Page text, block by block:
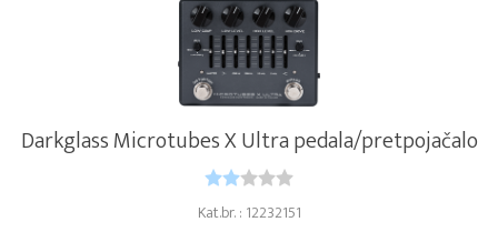
Darkglass Microtubes X Ultra pedala/pretpojačalo
Kat.br. : 12232151